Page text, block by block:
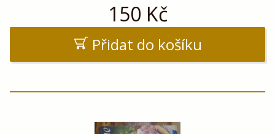
150 Kč
Přidat do košíku